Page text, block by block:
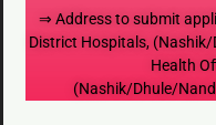
⇒ Address to submit
District Hospitals, (Nashik/
Health
(Nashik/Dhule/